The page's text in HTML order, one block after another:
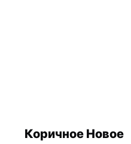
Коричное Новое